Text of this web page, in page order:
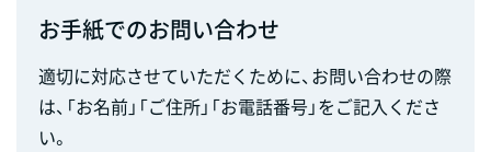
お手紙でのお問い合わせ
適切に対応させていただくために、お問い合わせの際
は、「お名前」「ご住所」「お電話番号」をご記入くださ
い。